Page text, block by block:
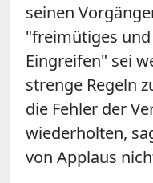
seinen
"freimütiges
Eingreifen" sei
strenge Regeln
die Fehler der
wiederholten,
von Applaus